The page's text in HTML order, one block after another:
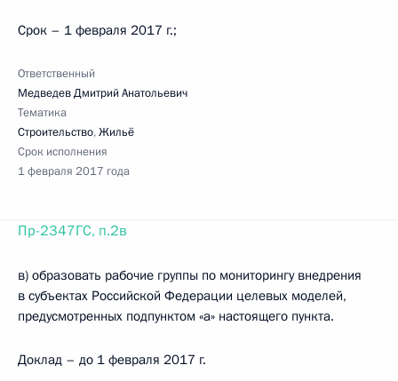
Срок – 1 февраля 2017 г.;
Ответственный
Медведев Дмитрий Анатольевич
Тематика
Строительство,Жильё
Срок исполнения
1 февраля 2017 года
Пр-2347ГС, п.2в
в) образовать рабочие группы по мониторингу внедрения
в субъектах Российской Федерации целевых моделей,
предусмотренных подпунктом «а» настоящего пункта.
Доклад – до 1 февраля 2017 г.